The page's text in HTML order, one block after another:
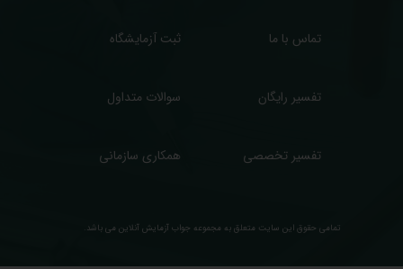
تمامی حقوق این سایت متعلق به مجموعه ​جواب آزمایش آنلاین می باشد.
تفسیر تخصصی
تفسیر رایگان
ثبت آزمایشگاه تماس با ما
سوالات متداول
همکاری سازمانی